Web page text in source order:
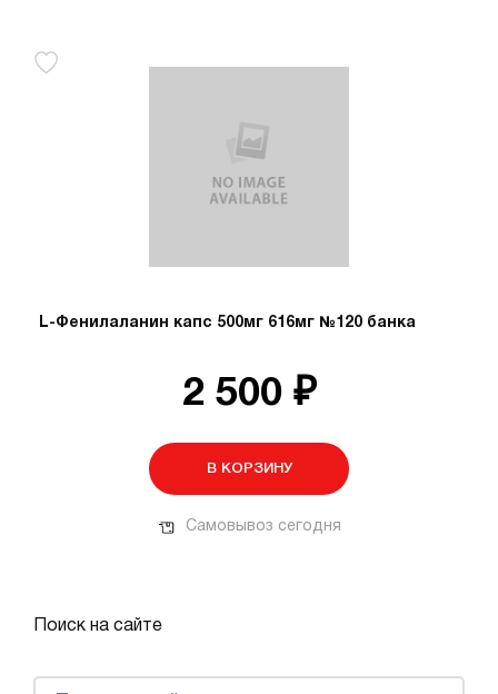
L-Фенилаланин капс 500мг 616мг №120 банка
2 500 ₽
В КОРЗИНУ
Самовывоз сегодня
Поиск на сайте